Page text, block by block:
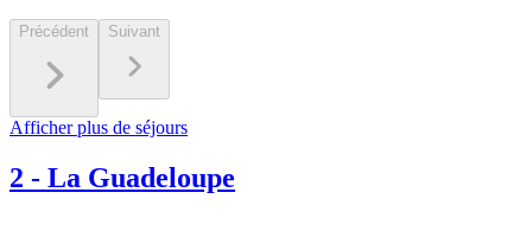
Précédent Suivant
Afficher plus de séjours
2 - La Guadeloupe